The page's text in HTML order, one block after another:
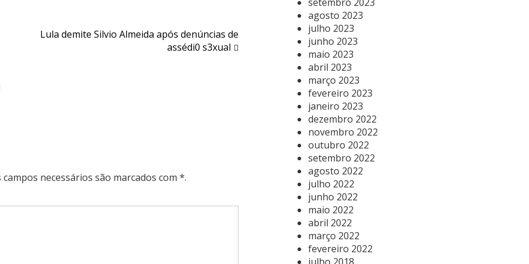
Lula demite Silvio Almeida após denúncias de
assédi0 s3xual
necessários são marcados com *.
agosto 2023
julho 2023
junho 2023
maio 2023
abril 2023
março 2023
fevereiro 2023
janeiro 2023
dezembro 2022
novembro 2022
outubro 2022
setembro 2022
agosto 2022
julho 2022
junho 2022
maio 2022
abril 2022
março 2022
fevereiro 2022